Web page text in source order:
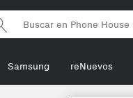
Samsung reNuevos